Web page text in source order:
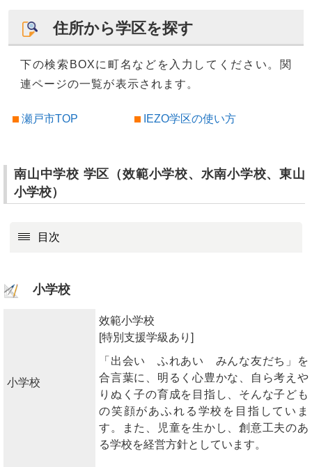
住所から学区を探す
下の検索BOXに町名などを入力してください。関
連ページの一覧が表示されます。
瀬戸市TOP IEZO学区の使い方
南山中学校 学区（效範小学校、水南小学校、東山
小学校）
目次
小学校
小学校
效範小学校
[特別支援学級あり]
「出会い ふれあい みんな友だち」を
合言葉に、明るく心豊かな、自ら考えや
りぬく子の育成を目指し、そんな子ども
の笑顔があふれる学校を目指していま
す。また、児童を生かし、創意工夫のあ
る学校を経営方針としています。